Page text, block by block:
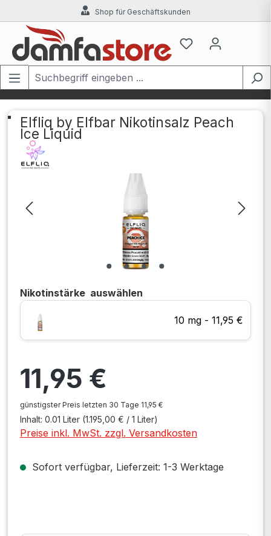
Zum Hauptinhalt springenShop für Geschäftskunden
Elfliq by Elfbar Nikotinsalz Peach
Ice Liquid
Bildergalerie überspringen
Nikotinstärke auswählen
10 mg - 11,95 €
11,95 €
günstigster Preis letzten 30 Tage 11,95 €
Inhalt: 0.01 Liter (1.195,00 € / 1 Liter)
Preise inkl. MwSt. zzgl. Versandkosten
Sofort verfügbar, Lieferzeit: 1-3 Werktage